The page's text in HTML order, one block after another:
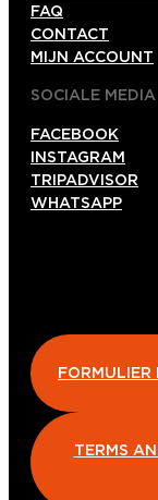
FAQ
CONTACT
MIJN ACCOUNT
SOCIALE MEDIA
FACEBOOK
INSTAGRAM
TRIPADVISOR
WHATSAPP
FORMULIER
TERMS